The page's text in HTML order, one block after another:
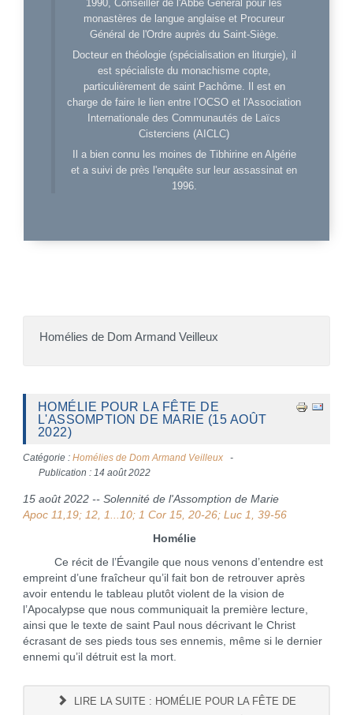
1990, Conseiller de l'Abbé Général pour les
monastères de langue anglaise et Procureur
Général de l'Ordre auprès du Saint-Siège.
Docteur en théologie (spécialisation en liturgie), il
est spécialiste du monachisme copte,
particulièrement de saint Pachôme. Il est en
charge de faire le lien entre l’OCSO et l'Association
Internationale des Communautés de Laïcs
Cisterciens (AICLC)
Il a bien connu les moines de Tibhirine en Algérie
et a suivi de près l'enquête sur leur assassinat en
1996.
Homélies de Dom Armand Veilleux
HOMÉLIE POUR LA FÊTE DE
L'ASSOMPTION DE MARIE (15 AOÛT
2022)
Catégorie : Homélies de Dom Armand Veilleux
Publication : 14 août 2022
15 août 2022 -- Solennité de l'Assomption de Marie
Apoc 11,19; 12, 1...10; 1 Cor 15, 20-26; Luc 1, 39-56
Homélie
Ce récit de l’Évangile que nous venons d’entendre est
empreint d’une fraîcheur qu’il fait bon de retrouver après
avoir entendu le tableau plutôt violent de la vision de
l’Apocalypse que nous communiquait la première lecture,
ainsi que le texte de saint Paul nous décrivant le Christ
écrasant de ses pieds tous ses ennemis, même si le dernier
ennemi qu’il détruit est la mort.
LIRE LA SUITE : HOMÉLIE POUR LA FÊTE DE